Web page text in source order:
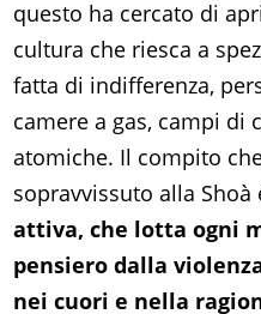
questo ha cercato di
cultura che riesca a
fatta di indifferenza,
camere a gas, campi di
atomiche. Il compito
sopravvissuto alla Shoà
attiva, che lotta ogni
pensiero dalla
nei cuori e nella